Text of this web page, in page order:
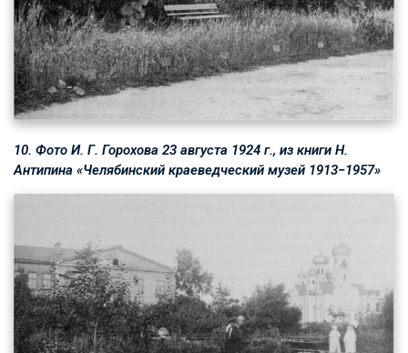
10. Фото И. Г. Горохова 23 августа 1924 г., из книги Н.
Антипина «Челябинский краеведческий музей 1913−1957»